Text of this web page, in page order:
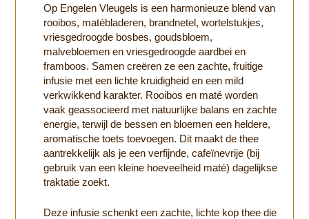
Op Engelen Vleugels is een harmonieuze blend van
rooibos, matébladeren, brandnetel, wortelstukjes,
vriesgedroogde bosbes, goudsbloem,
malvebloemen en vriesgedroogde aardbei en
framboos. Samen creëren ze een zachte, fruitige
infusie met een lichte kruidigheid en een mild
verkwikkend karakter. Rooibos en maté worden
vaak geassocieerd met natuurlijke balans en zachte
energie, terwijl de bessen en bloemen een heldere,
aromatische toets toevoegen. Dit maakt de thee
aantrekkelijk als je een verfijnde, cafeïnevrije (bij
gebruik van een kleine hoeveelheid maté) dagelijkse
traktatie zoekt.
Deze infusie schenkt een zachte, lichte kop thee die